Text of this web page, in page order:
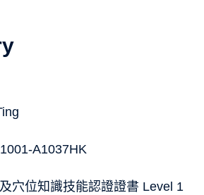
A1037HK
穴位知識技能認證證書 Level 1